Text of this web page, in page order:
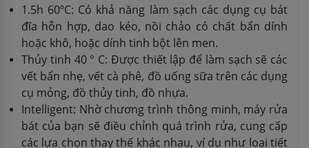
1.5h 60ºC: Có khả năng làm sạch các dụng cụ bát
đĩa hỗn hợp, dao kéo, nồi chảo có chất bẩn dính
hoặc khô, hoặc dính tinh bột lên men.
Thủy tinh 40 ° C: Được thiết lập để làm sạch sẽ các
vết bẩn nhẹ, vết cà phê, đồ uống sữa trên các dụng
cụ mỏng, đồ thủy tinh, đồ nhựa.
Intelligent: Nhờ chương trình thông minh, máy rửa
bát của bạn sẽ điều chỉnh quá trình rửa, cung cấp
các lựa chọn thay thế khác nhau, ví dụ như loại tiết